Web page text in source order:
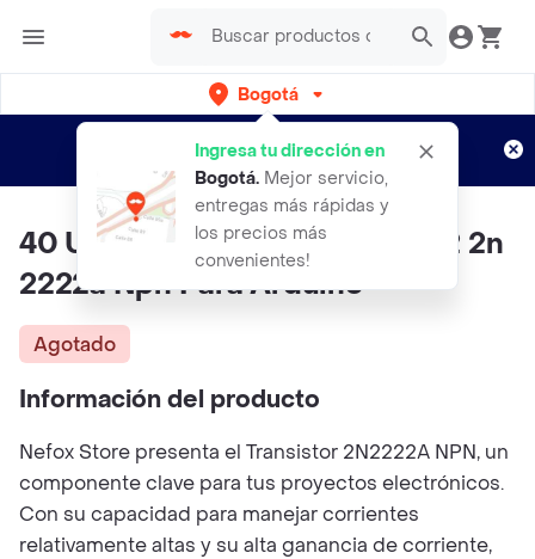
Bogotá
Ingresa tu dirección en
Bogotá. Mejor servicio,
entregas más rápidas y
los precios más
convenientes!
envíos gratis por semanas
Aplican TyC
40 Unidades Transistor 2n2222 2n
2222a Npn Para Arduino
Agotado
Información del producto
Nefox Store presenta el Transistor 2N2222A NPN, un
componente clave para tus proyectos electrónicos.
Con su capacidad para manejar corrientes
relativamente altas y su alta ganancia de corriente,